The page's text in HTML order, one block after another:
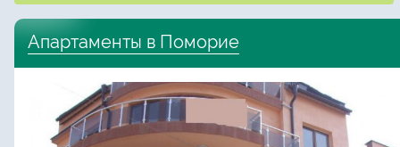
Апартаменты в Поморие